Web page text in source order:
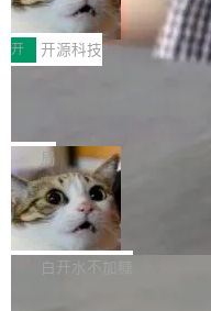
变体：Switchable...
那个创业公司。不同的是，
lare Workers 上——我花了
——并且深度集成了 AI。这
数据库，按名称寻址，复制
存储库里。节点之间只通
没有控制平面，没有共识协
个小型数据库，应用天然
库的竞争和爆炸半径问题在
了。 闲置的 cell 会休眠到
l 迁移或唤醒时，新宿主从
库继续执行。存储库是持久
性能、流畅双第一，三星
新折叠缺席
2026年7月的手机市场，由
增，手机厂商的日子也不好
放缓，因此硝烟味淡了许多
高价的三星折叠（三星
Fold8 / Z Flip8）外，其余
例如iQOO Z11i、REDMI
te 17 Pro、OPPO K15，
样的次旗舰。 Galaxy Z
Z Flip8三款折叠屏新机均在
部搭载骁龙8 Elite Gen5
开 开源科技
Zed 编辑器团队发布了新
个在 git commit 之间记录
本控制系统。目前处于
ltaDB 的核心思路直接写在
眼的位置：「Software is
mits」——软件是在 commit
局
SpaceXAI 单季资本开支
根据风险投资人Tomer
析）披露的最新分析与第二
白开水不加糖